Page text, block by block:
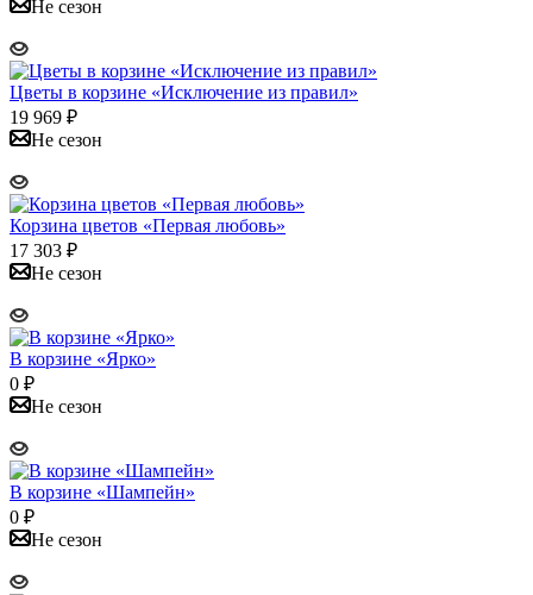
Не сезон
Цветы в корзине «Исключение из правил»
19 969 ₽
Не сезон
Корзина цветов «Первая любовь»
17 303 ₽
Не сезон
В корзине «Ярко»
0 ₽
Не сезон
В корзине «Шампейн»
0 ₽
Не сезон